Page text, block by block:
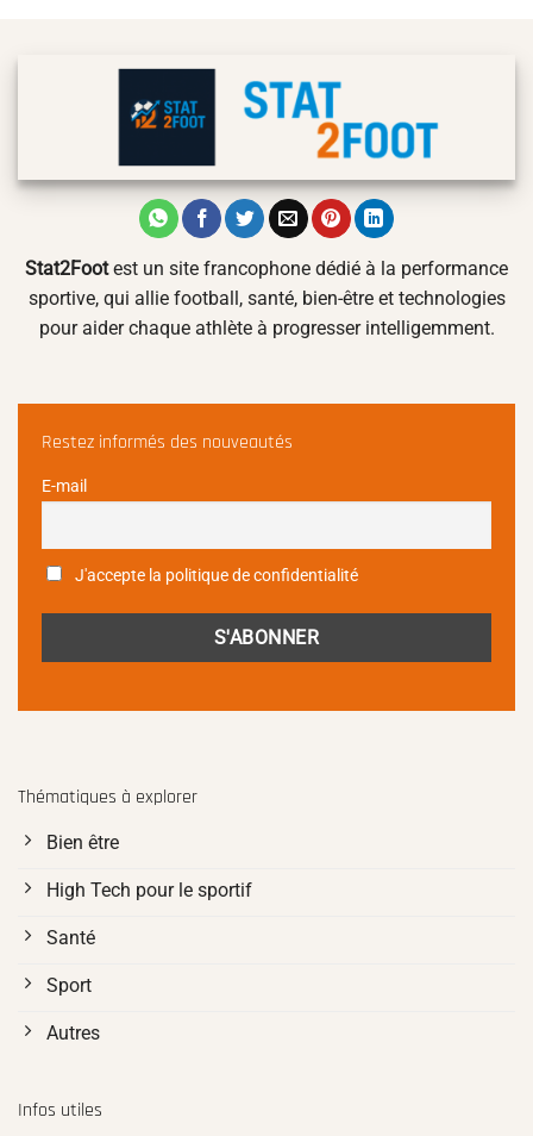
Stat2Footest un site francophone dédié à la performance
sportive, qui allie football, santé, bien-être et technologies
pour aider chaque athlète à progresser intelligemment.
Restez informés des nouveautés
E-mail
J'accepte la politique de confidentialité
Thématiques à explorer
Bien être
High Tech pour le sportif
Santé
Sport
Autres
Infos utiles